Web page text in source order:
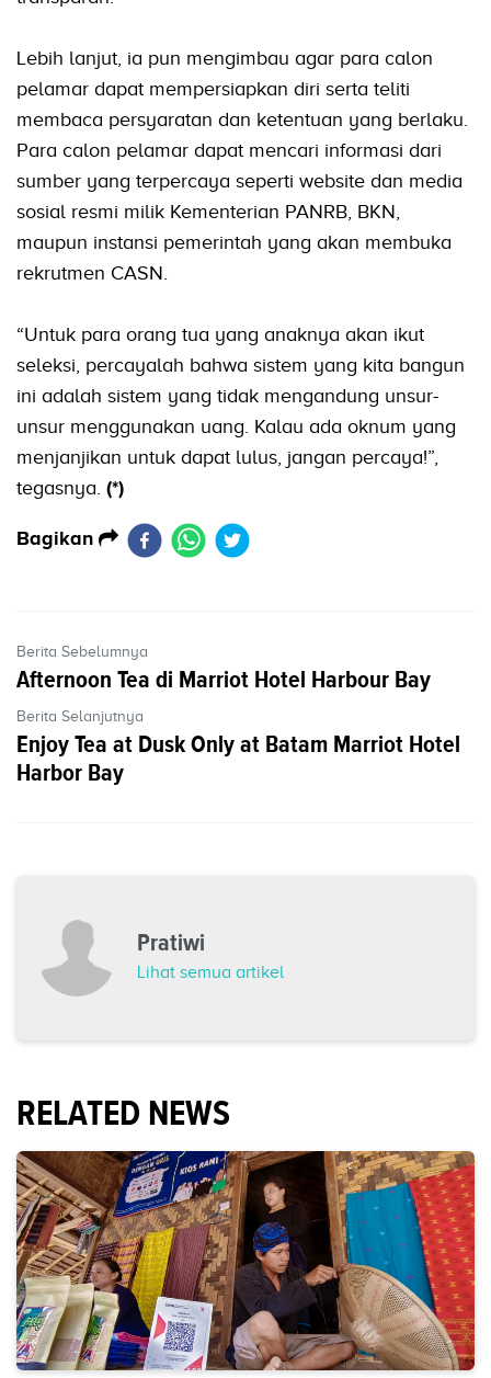
Lebih lanjut, ia pun mengimbau agar para calon
pelamar dapat mempersiapkan diri serta teliti
membaca persyaratan dan ketentuan yang berlaku.
Para calon pelamar dapat mencari informasi dari
sumber yang terpercaya seperti website dan media
sosial resmi milik Kementerian PANRB, BKN,
maupun instansi pemerintah yang akan membuka
rekrutmen CASN.
“Untuk para orang tua yang anaknya akan ikut
seleksi, percayalah bahwa sistem yang kita bangun
ini adalah sistem yang tidak mengandung unsur-
unsur menggunakan uang. Kalau ada oknum yang
menjanjikan untuk dapat lulus, jangan percaya!”,
tegasnya. (*)
Bagikan
Berita Sebelumnya
Afternoon Tea di Marriot Hotel Harbour Bay
Berita Selanjutnya
Enjoy Tea at Dusk Only at Batam Marriot Hotel
Harbor Bay
Pratiwi
Lihat semua artikel
RELATED NEWS